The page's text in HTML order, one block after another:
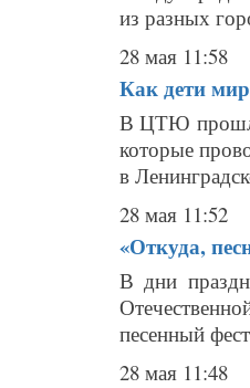
из разных
28 мая 11:58
Как дети
В ЦТЮ прошло
которые
в
28 мая 11:52
«Откуда,
В дни
песенный
28 мая 11:48